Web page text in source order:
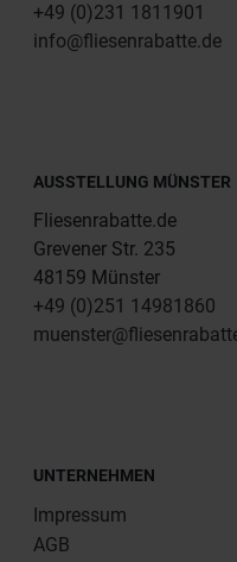
+49 (0)231 1811901
info@fliesenrabatte.de
AUSSTELLUNG MÜNSTER
Fliesenrabatte.de
Grevener Str. 235
48159 Münster
+49 (0)251 14981860
UNTERNEHMEN
Impressum
AGB